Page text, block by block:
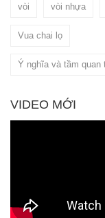
vòi vòi nhựa
Vua chai lọ
Ý nghĩa và tầm quan
VIDEO MỚI